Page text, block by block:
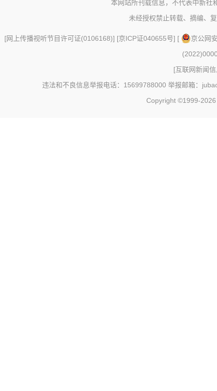
本网站所刊载信息，不代表中新社
未经授权禁止转载、摘编、
[网上传播视听节目许可证(0106168)] [京ICP证040655号] [
京公网
[互联网新闻
违法和不良信息举报电话：15699788000 举报邮箱：
Copyright ©1999-